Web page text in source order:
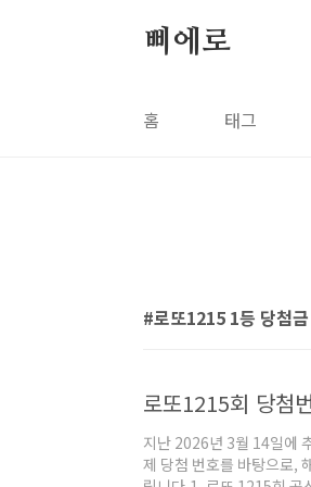
삐에로
홈 태그
로또1215 1등 당첨금
로또1215회 당첨
지난 2026년 3월 14일에
제 당첨 번호를 바탕으로,